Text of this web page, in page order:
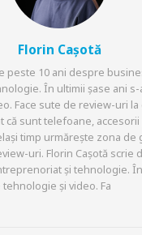
Florin Cașotă
peste 10 ani despre
În ultimii șase ani
Face sute de review-uri
sunt telefoane, accesorii
timp urmărește zona de
uri. Florin Cașotă scrie
și tehnologie.
și video. Fa